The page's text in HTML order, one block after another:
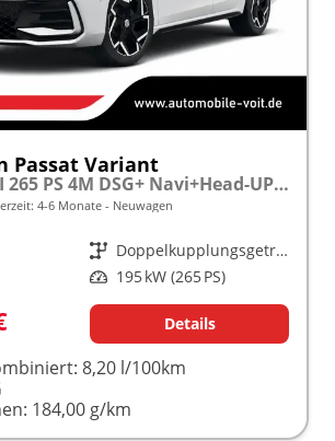
Passat Variant
R-Line 2.0 TSI 265 PS 4M DSG+ Navi+Head-UP+Matrix-LED+ACC frei konfigurierbar!
4-6 Monate Neuwagen
Getriebe
Doppelkupplungsgetriebe (DSG)
Leistung 195 kW (265 PS)
Details
8,20 l/100km
184,00 g/km